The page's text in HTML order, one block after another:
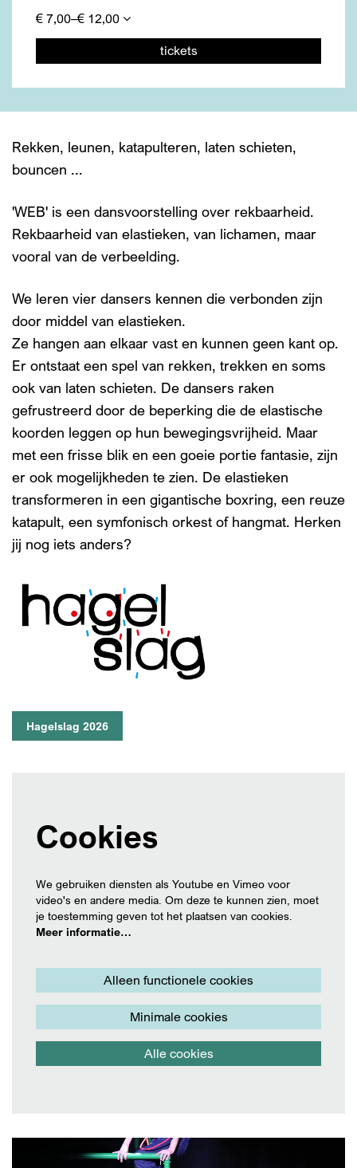
€ 7,00–€ 12,00
tickets
Rekken, leunen, katapulteren, laten schieten,
bouncen ...
'WEB' is een dansvoorstelling over rekbaarheid.
Rekbaarheid van elastieken, van lichamen, maar
vooral van de verbeelding.
We leren vier dansers kennen die verbonden zijn
door middel van elastieken.
Ze hangen aan elkaar vast en kunnen geen kant op.
Er ontstaat een spel van rekken, trekken en soms
ook van laten schieten. De dansers raken
gefrustreerd door de beperking die de elastische
koorden leggen op hun bewegingsvrijheid. Maar
met een frisse blik en een goeie portie fantasie, zijn
er ook mogelijkheden te zien. De elastieken
transformeren in een gigantische boxring, een reuze
katapult, een symfonisch orkest of hangmat. Herken
jij nog iets anders?
Hagelslag 2026
Cookies
We gebruiken diensten als Youtube en Vimeo voor
video's en andere media. Om deze te kunnen zien, moet
je toestemming geven tot het plaatsen van cookies.
Meer informatie…
Alleen functionele cookies
Minimale cookies
Alle cookies